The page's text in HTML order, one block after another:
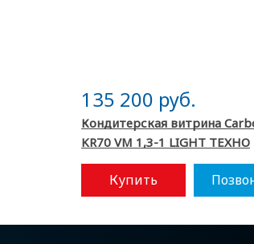
135 200 руб.
Кондитерская витрина
KR70 VM 1,3-1 LIGHT ТЕХНО
Купить